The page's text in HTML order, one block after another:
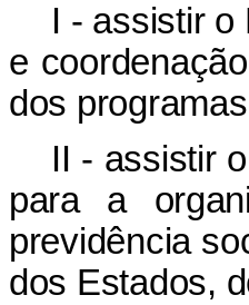
I - assistir o
e
dos
II - assistir
para a
previdência
dos Estados,